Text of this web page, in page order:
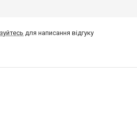
для написання відгуку